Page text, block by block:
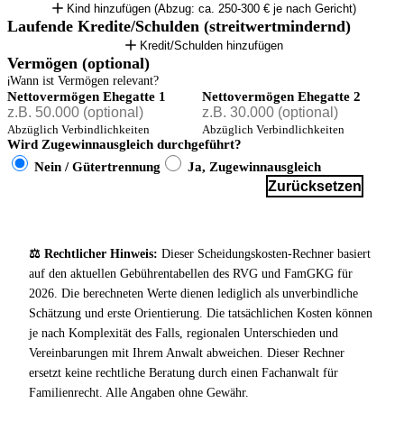
Kind hinzufügen (Abzug: ca. 250-300 € je nach Gericht)
Laufende Kredite/Schulden (streitwertmindernd)
Kredit/Schulden hinzufügen
Vermögen (optional)
Wann ist Vermögen relevant?
Nettovermögen Ehegatte 1
Abzüglich Verbindlichkeiten
Nettovermögen Ehegatte 2
Abzüglich Verbindlichkeiten
Wird Zugewinnausgleich durchgeführt?
Nein / Gütertrennung
Ja, Zugewinnausgleich
Zurücksetzen
⚖️ Rechtlicher Hinweis: Dieser Scheidungskosten-Rechner basiert
auf den aktuellen Gebührentabellen des RVG und FamGKG für
2026. Die berechneten Werte dienen lediglich als unverbindliche
Schätzung und erste Orientierung. Die tatsächlichen Kosten können
je nach Komplexität des Falls, regionalen Unterschieden und
Vereinbarungen mit Ihrem Anwalt abweichen. Dieser Rechner
ersetzt keine rechtliche Beratung durch einen Fachanwalt für
Familienrecht. Alle Angaben ohne Gewähr.